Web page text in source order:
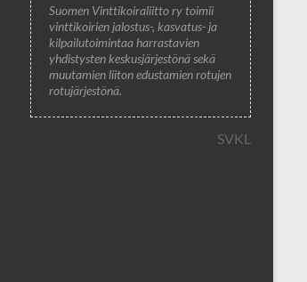
Suomen Vinttikoiraliitto ry toimii
vinttikoirien jalostus-, kasvatus- ja
kilpailutoimintaa harrastavien
yhdistysten keskusjärjestönä sekä
muutamien liiton edustamien rotujen
rotujärjestönä.
SVKL